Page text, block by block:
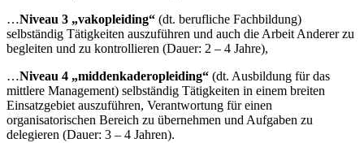
…Niveau 3 „vakopleiding“ (dt. berufliche Fachbildung)
selbständig Tätigkeiten auszuführen und auch die Arbeit Anderer zu
begleiten und zu kontrollieren (Dauer: 2 – 4 Jahre),
…Niveau 4 „middenkaderopleiding“ (dt. Ausbildung für das
mittlere Management) selbständig Tätigkeiten in einem breiten
Einsatzgebiet auszuführen, Verantwortung für einen
organisatorischen Bereich zu übernehmen und Aufgaben zu
delegieren (Dauer: 3 – 4 Jahren).